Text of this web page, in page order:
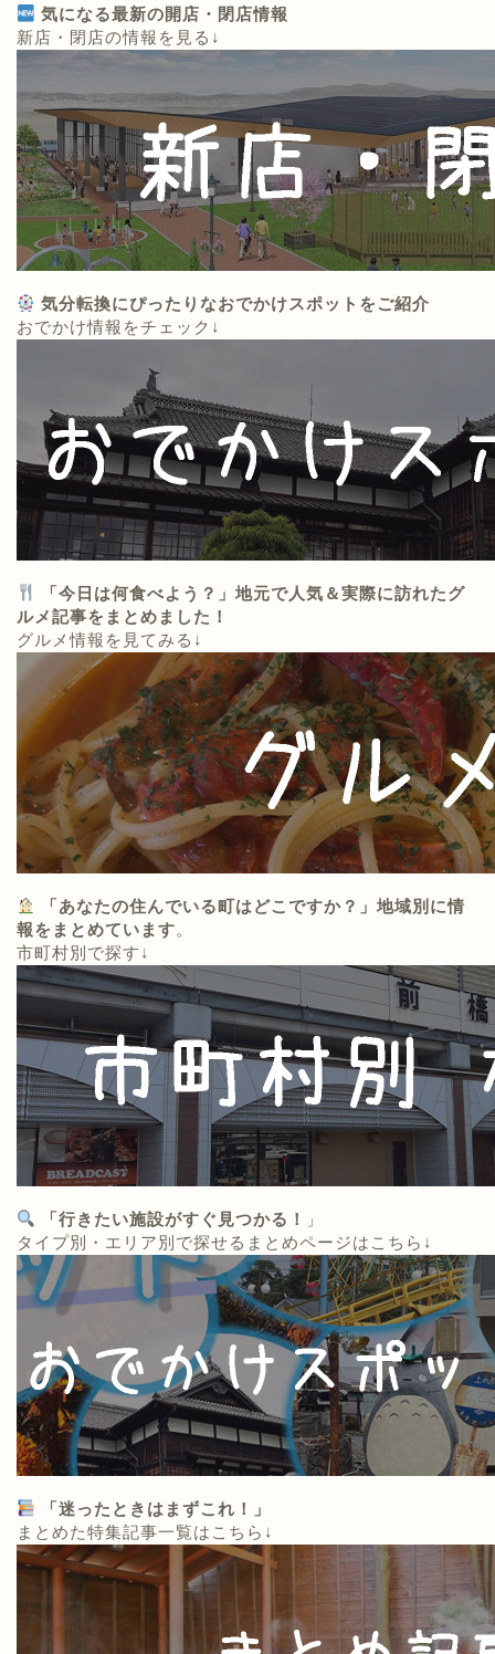
気になる最新の開店・閉店情報
新店・閉店の情報を見る↓
気分転換にぴったりなおでかけスポットをご紹介
おでかけ情報をチェック↓
「今日は何食べよう？」地元で人気＆実際に訪れたグ
ルメ記事をまとめました！
グルメ情報を見てみる↓
「あなたの住んでいる町はどこですか？」地域別に情
報をまとめています。
市町村別で探す↓
「行きたい施設がすぐ見つかる！
」
タイプ別・エリア別で探せるまとめページはこちら↓
「迷ったときはまずこれ！」
まとめた特集記事一覧はこちら↓